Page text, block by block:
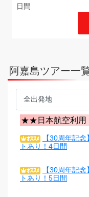
日間
阿嘉島ツアー一
★★日本航空利
【30周年記
トあり！4日間
【30周年記
トあり！5日間